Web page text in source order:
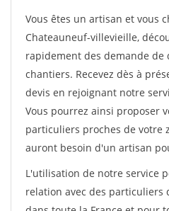
Vous êtes un artisan et vous
Chateauneuf-villevieille,
rapidement des demande de
chantiers. Recevez dès à
devis en rejoignant notre
Vous pourrez ainsi proposer
particuliers proches de votre
auront besoin d'un artisan
L'utilisation de notre service
relation avec des particuliers